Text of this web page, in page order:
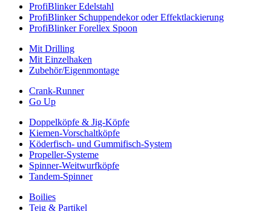
ProfiBlinker Edelstahl
ProfiBlinker Schuppendekor oder Effektlackierung
ProfiBlinker Forellex Spoon
Mit Drilling
Mit Einzelhaken
Zubehör/Eigenmontage
Crank-Runner
Go Up
Doppelköpfe & Jig-Köpfe
Kiemen-Vorschaltköpfe
Köderfisch- und Gummifisch-System
Propeller-Systeme
Spinner-Weitwurfköpfe
Tandem-Spinner
Boilies
Teig & Partikel